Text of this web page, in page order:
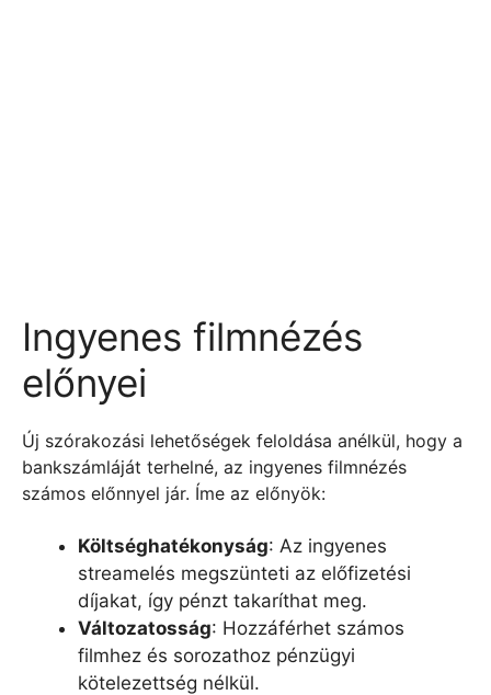
Ingyenes filmnézés
előnyei
Új szórakozási lehetőségek feloldása anélkül, hogy a
bankszámláját terhelné, az ingyenes filmnézés
számos előnnyel jár. Íme az előnyök:
Költséghatékonyság: Az ingyenes
streamelés megszünteti az előfizetési
díjakat, így pénzt takaríthat meg.
Változatosság: Hozzáférhet számos
filmhez és sorozathoz pénzügyi
kötelezettség nélkül.